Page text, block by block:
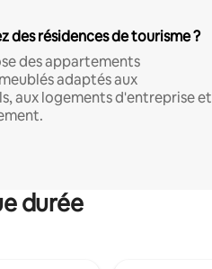
des résidences de tourisme ?
des appartements
adaptés aux
aux logements d'entreprise et
durée